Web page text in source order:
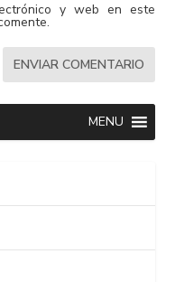
y web en este
MENU